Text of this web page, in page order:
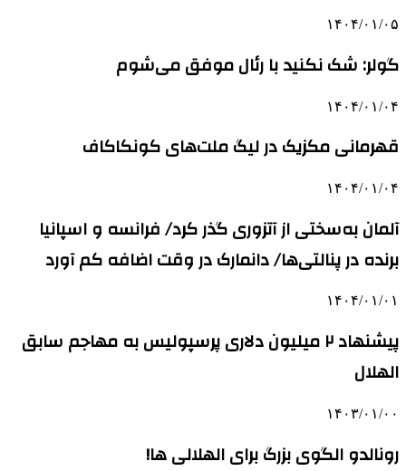
۱۴۰۴/۰۱/۰۵
گولر: شک نکنید با رئال موفق می‌شوم
۱۴۰۴/۰۱/۰۴
قهرمانی مکزیک در لیگ ملت‌های کونکاکاف
۱۴۰۴/۰۱/۰۴
آلمان به‌سختی از آتزوری گذر کرد/ فرانسه و اسپانیا
برنده در پنالتی‌ها/ دانمارک در وقت‌ اضافه کم آورد
۱۴۰۴/۰۱/۰۱
پیشنهاد ۲ میلیون دلاری پرسپولیس به مهاجم سابق
الهلال
۱۴۰۳/۰۱/۰۰
رونالدو الگوی بزرگ برای الهلالی ها!